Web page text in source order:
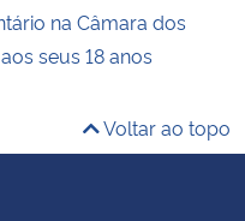
na Câmara dos
seus 18 anos
Voltar ao topo